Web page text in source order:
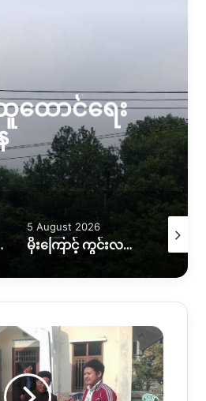
ထောင်ရေး
ခန့်ရေနစ်မြှပ်
5 August 2026
မိုးကြောင့် ကွင်းလမ်းသွားလာရေး ပိုခက်၊ ကုန်တင်ယာဉ်တွေကို ဆင်၊ ထွန်စက်နဲ့ ဆွဲထုတ်နေရ